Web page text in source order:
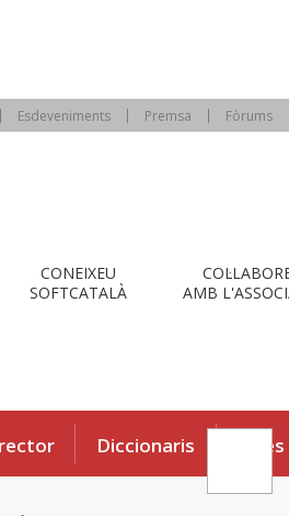
Esdeveniments Premsa Fòrums
CONEIXEU
SOFTCATALÀ
AMB
Diccionaris Eines